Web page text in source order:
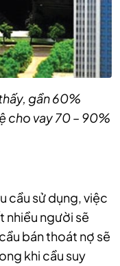
gần 60%
cho vay 70 – 90%
cầu sử dụng, việc
nhiều người sẽ
bán thoát nợ sẽ
khi cầu suy